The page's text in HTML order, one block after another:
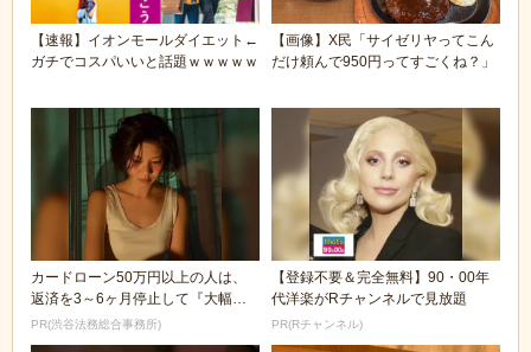
【速報】イオンモールダイエット←
ガチでコスパいいと話題ｗｗｗｗｗ
【画像】X民「サイゼリヤってこん
だけ頼んで950円ってすごくね？」
カードローン50万円以上の人は、
返済を3～6ヶ月停止して『大幅に
減額してから返済...
PR(渋谷法務総合事務所)
【登録不要＆完全無料】90・00年
代洋楽がRチャンネルで見放題
PR(Rチャンネル)